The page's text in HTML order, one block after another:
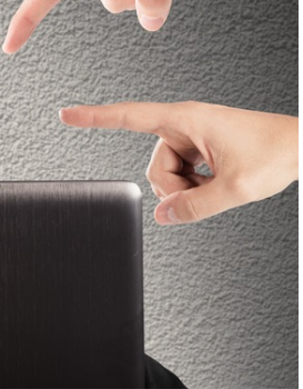
A
antonello soro C cyberbullismo